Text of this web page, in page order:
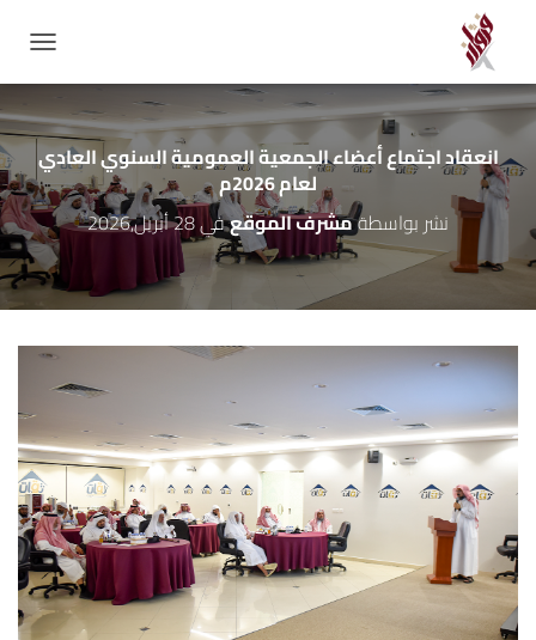
انعقاد اجتماع أعضاء الجمعية العمومية السنوي العادي
لعام 2026م
نشر بواسطةمشرف الموقعفي28 أبريل,2026